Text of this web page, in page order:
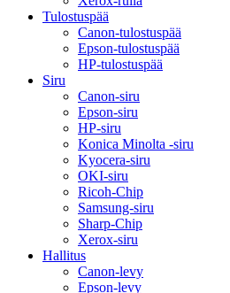
Tulostuspää
Canon-tulostuspää
Epson-tulostuspää
HP-tulostuspää
Siru
Canon-siru
Epson-siru
HP-siru
Konica Minolta -siru
Kyocera-siru
OKI-siru
Ricoh-Chip
Samsung-siru
Sharp-Chip
Xerox-siru
Hallitus
Canon-levy
Epson-levy